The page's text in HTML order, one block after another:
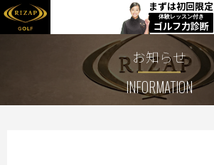
まずは初回限定
体験レッスン付き
ゴルフ力診断
お知らせ
INFORMATION